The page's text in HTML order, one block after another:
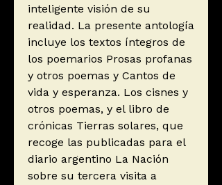
inteligente visión de su
realidad. La presente antología
incluye los textos íntegros de
los poemarios Prosas profanas
y otros poemas y Cantos de
vida y esperanza. Los cisnes y
otros poemas, y el libro de
crónicas Tierras solares, que
recoge las publicadas para el
diario argentino La Nación
sobre su tercera visita a